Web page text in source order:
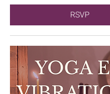
RSVP